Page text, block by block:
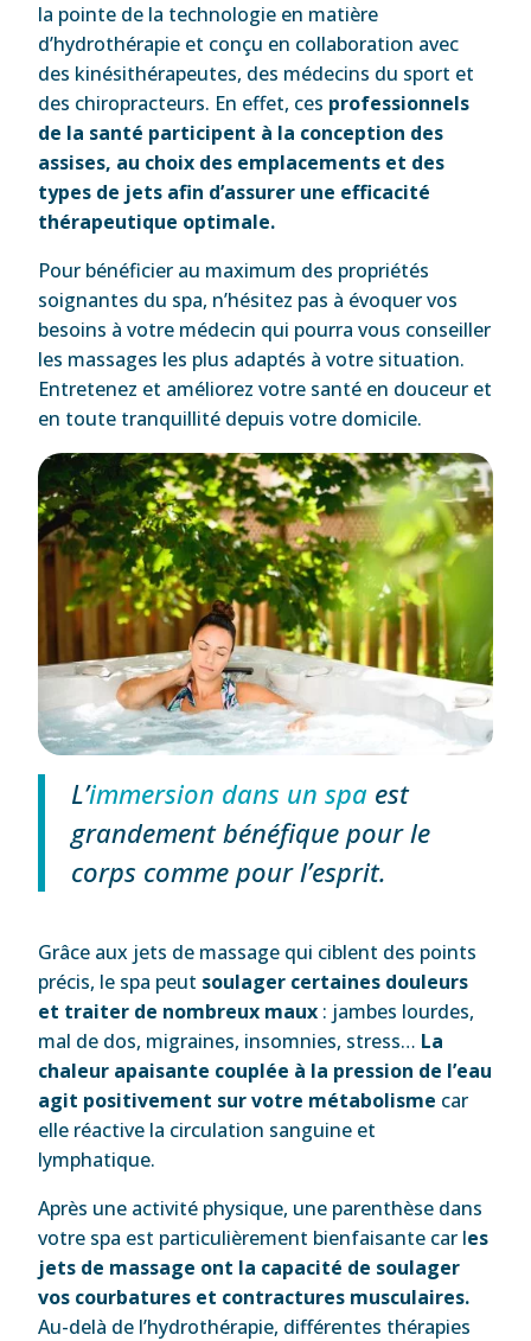
la pointe de la technologie en matière
d’hydrothérapie et conçu en collaboration avec
des kinésithérapeutes, des médecins du sport et
des chiropracteurs. En effet, ces professionnels
de la santé participent à la conception des
assises, au choix des emplacements et des
types de jets afin d’assurer une efficacité
thérapeutique optimale.
Pour bénéficier au maximum des propriétés
soignantes du spa, n’hésitez pas à évoquer vos
besoins à votre médecin qui pourra vous conseiller
les massages les plus adaptés à votre situation.
Entretenez et améliorez votre santé en douceur et
en toute tranquillité depuis votre domicile.
L’immersion dans un spa est
grandement bénéfique pour le
corps comme pour l’esprit.
Grâce aux jets de massage qui ciblent des points
précis, le spa peut soulager certaines douleurs
et traiter de nombreux maux : jambes lourdes,
mal de dos, migraines, insomnies, stress… La
chaleur apaisante couplée à la pression de l’eau
agit positivement sur votre métabolisme car
elle réactive la circulation sanguine et
lymphatique.
Après une activité physique, une parenthèse dans
votre spa est particulièrement bienfaisante car les
jets de massage ont la capacité de soulager
vos courbatures et contractures musculaires.
Au-delà de l’hydrothérapie, différentes thérapies